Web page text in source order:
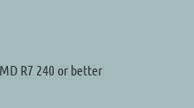
R7 240 or better